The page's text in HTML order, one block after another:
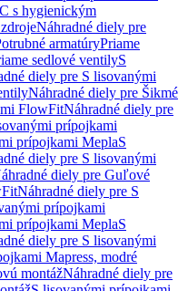
s hygienickým
Náhradné diely pre
armatúryPriame
sedlové ventilyS
diely pre S lisovanými
Náhradné diely pre Šikmé
FlowFitNáhradné diely pre
prípojkami
prípojkami MeplaS
diely pre S lisovanými
diely pre Guľové
Náhradné diely pre S
prípojkami
prípojkami MeplaS
diely pre S lisovanými
Mapress, modré
montážNáhradné diely pre